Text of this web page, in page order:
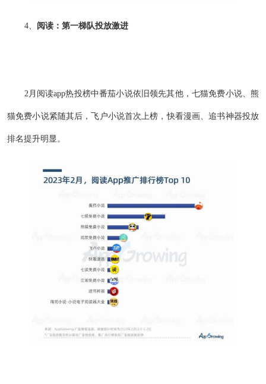
4、 阅读：第一梯队投放激进
2月阅读app热投榜中番茄小说依旧领先其他，七猫免费小说、熊
猫免费小说紧随其后，飞户小说首次上榜，快看漫画、追书神器投放
排名提升明显。